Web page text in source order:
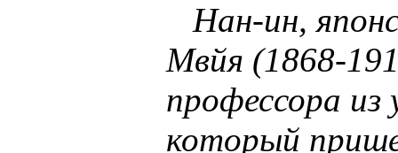
Нан-ин,
Мвйя (1868-
профессора из
который